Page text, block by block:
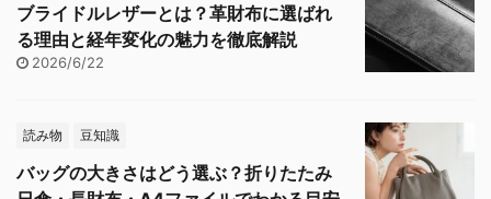
ブライドルレザーとは？革財布に選ばれ
る理由と経年変化の魅力を徹底解説
2026/6/22
読み物 豆知識
バッグの大きさはどう選ぶ？折りたたみ